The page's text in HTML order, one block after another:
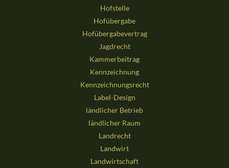
Hofstelle
Hofübergabe
Hofübergabevertrag
Jagdrecht
Kammerbeitrag
Kennzeichnung
Kennzeichnungsrecht
Label-Design
ländlicher Betrieb
ländlicher Raum
Landrecht
Landwirt
Landwirtschaft